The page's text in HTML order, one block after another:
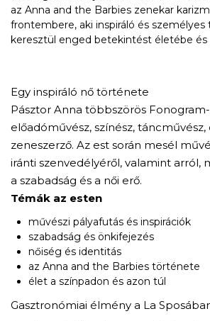
az Anna and the Barbies zenekar
frontembere, aki inspiráló és
keresztül enged betekintést életébe
Egy inspiráló nő története
Pásztor Anna többszörös
előadóművész, színész,
zeneszerző. Az est során mesél
iránti szenvedélyéről, valamint arról,
a szabadság és a női erő.
Témák az esten
művészi pályafutás és inspirációk
szabadság és önkifejezés
nőiség és identitás
az Anna and the Barbies története
élet a színpadon és azon túl
Gasztronómiai élmény a La